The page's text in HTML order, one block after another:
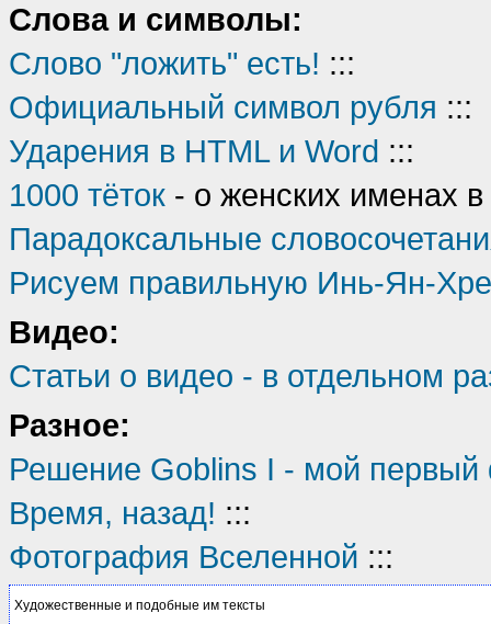
Слова и символы:
Слово "ложить" есть! :::
Официальный символ рубля :::
Ударения в HTML и Word :::
1000 тёток - о женских именах
Парадоксальные
Рисуем правильную Инь-Ян-
Видео:
Статьи о видео - в отдельном
Разное:
Решение Goblins I - мой
Время, назад! :::
Фотография Вселенной :::
Художественные и подобные им тексты